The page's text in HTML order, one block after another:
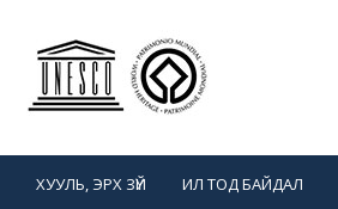
ХУУЛЬ, ЭРХ ЗҮЙ ИЛ ТОД БАЙДАЛ